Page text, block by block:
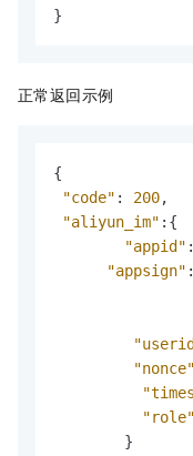
}
正常返回示例
{
"code" : 200,
"aliyun_im" : {
"appid" :
"appsign" :
"nonce"
"role"
}